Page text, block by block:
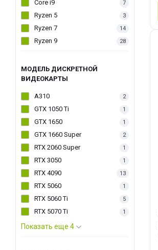
Core i9 7
Ryzen 5 3
Ryzen 7 14
Ryzen 9 28
МОДЕЛЬ ДИСКРЕТНОЙ
ВИДЕОКАРТЫ
A310 2
GTX 1050 Ti 1
GTX 1650 1
GTX 1660 Super 2
RTX 2060 Super 1
RTX 3050 1
RTX 4090 13
RTX 5060 1
RTX 5060 Ti 5
RTX 5070 Ti 1
Показать еще 4